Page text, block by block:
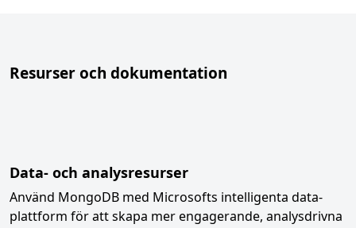
Resurser och dokumentation
Data- och analysresurser
Använd MongoDB med Microsofts intelligenta data-
plattform för att skapa mer engagerande, analysdrivna